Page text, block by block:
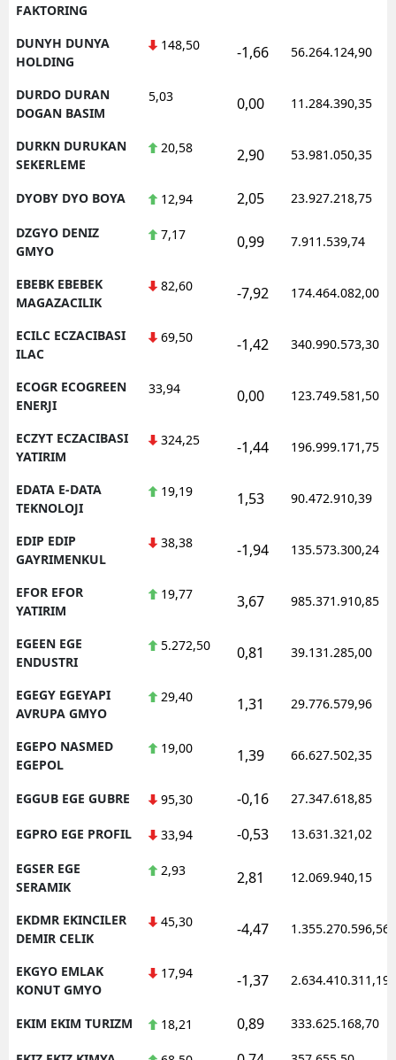
FAKTORING
DUNYH DUNYA
HOLDING
148,50 -1,66 56.264.124,90
DURDO DURAN
DOGAN BASIM
5,03 0,00 11.284.390,35
DURKN DURUKAN
SEKERLEME
20,58 2,90 53.981.050,35
DYOBY DYO BOYA 12,94 2,05 23.927.218,75
DZGYO DENIZ
GMYO
7,17 0,99 7.911.539,74
EBEBK EBEBEK
MAGAZACILIK
82,60 -7,92 174.464.082,00
ECILC ECZACIBASI
ILAC
69,50 -1,42 340.990.573,30
ECOGR ECOGREEN
ENERJI
33,94 0,00 123.749.581,50
ECZYT ECZACIBASI
YATIRIM
324,25 -1,44 196.999.171,75
EDATA E-DATA
TEKNOLOJI
19,19 1,53 90.472.910,39
EDIP EDIP
GAYRIMENKUL
38,38 -1,94 135.573.300,24
EFOR EFOR
YATIRIM
19,77 3,67 985.371.910,85
EGEEN EGE
ENDUSTRI
5.272,50 0,81 39.131.285,00
EGEGY EGEYAPI
AVRUPA GMYO
29,40 1,31 29.776.579,96
EGEPO NASMED
EGEPOL
19,00 1,39 66.627.502,35
EGGUB EGE GUBRE 95,30 -0,16 27.347.618,85
EGPRO EGE PROFIL 33,94 -0,53 13.631.321,02
EGSER EGE
SERAMIK
2,93 2,81 12.069.940,15
EKDMR EKINCILER
DEMIR CELIK
45,30 -4,47 1.355.270.596,56
EKGYO EMLAK
KONUT GMYO
17,94 -1,37 2.634.410.311,19
EKIM EKIM TURIZM 18,21 0,89 333.625.168,70